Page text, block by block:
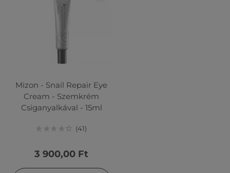
Mizon - Snail Repair Eye
Cream - Szemkrém
Csiganyalkával - 15ml
41
3 900,00 Ft